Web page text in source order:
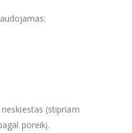
(stipriam
poreikį.